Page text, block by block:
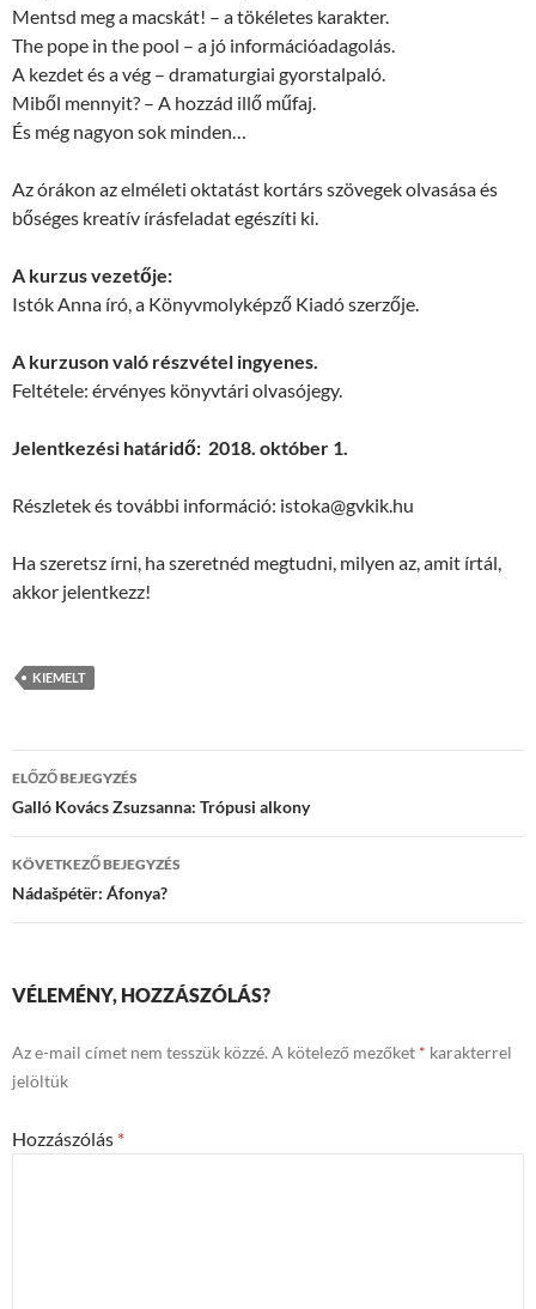
Mentsd meg a macskát! – a tökéletes karakter.
The pope in the pool – a jó információadagolás.
A kezdet és a vég – dramaturgiai gyorstalpaló.
Miből mennyit? – A hozzád illő műfaj.
És még nagyon sok minden…
Az órákon az elméleti oktatást kortárs szövegek olvasása és
bőséges kreatív írásfeladat egészíti ki.
A kurzus vezetője:
Istók Anna író, a Könyvmolyképző Kiadó szerzője.
A kurzuson való részvétel ingyenes.
Feltétele: érvényes könyvtári olvasójegy.
Jelentkezési határidő: 2018. október 1.
Részletek és további információ: istoka@gvkik.hu
Ha szeretsz írni, ha szeretnéd megtudni, milyen az, amit írtál,
akkor jelentkezz!
KIEMELT
Bejegyzések
navigációja
ELŐZŐ BEJEGYZÉS
Galló Kovács Zsuzsanna: Trópusi alkony
KÖVETKEZŐ BEJEGYZÉS
Nádašpétër: Áfonya?
VÉLEMÉNY, HOZZÁSZÓLÁS?
Az e-mail címet nem tesszük közzé. A kötelező mezőket * karakterrel
jelöltük
Hozzászólás *